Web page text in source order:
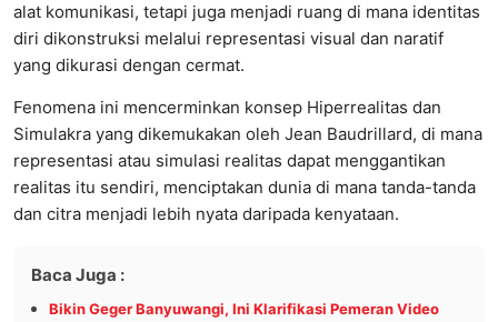
alat komunikasi, tetapi juga menjadi ruang di mana identitas
diri dikonstruksi melalui representasi visual dan naratif
yang dikurasi dengan cermat.
Fenomena ini mencerminkan konsep Hiperrealitas dan
Simulakra yang dikemukakan oleh Jean Baudrillard, di mana
representasi atau simulasi realitas dapat menggantikan
realitas itu sendiri, menciptakan dunia di mana tanda-tanda
dan citra menjadi lebih nyata daripada kenyataan.
Baca Juga :
Bikin Geger Banyuwangi, Ini Klarifikasi Pemeran Video